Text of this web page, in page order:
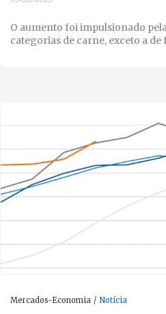
O aumento foi impulsionado
categorias de carne, exceto a
Mercados-Economia Notícia